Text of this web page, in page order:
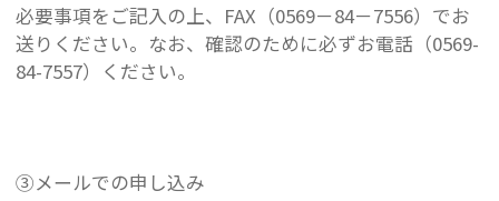
必要事項をご記入の上、FAX（0569－84－7556）でお
送りください。なお、確認のために必ずお電話（0569-
84-7557）ください。
③メールでの申し込み